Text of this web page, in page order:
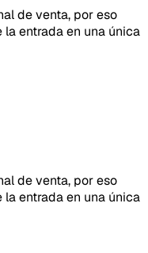
de venta, por eso
entrada en una única
de venta, por eso
entrada en una única